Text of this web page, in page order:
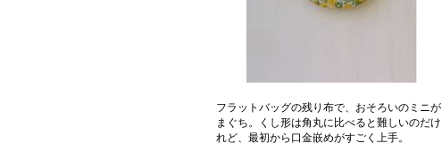
フラットバッグの残り布で、おそろいのミニが
まぐち。くし形は角丸に比べると難しいのだけ
れど、最初から口金嵌めがすごく上手。